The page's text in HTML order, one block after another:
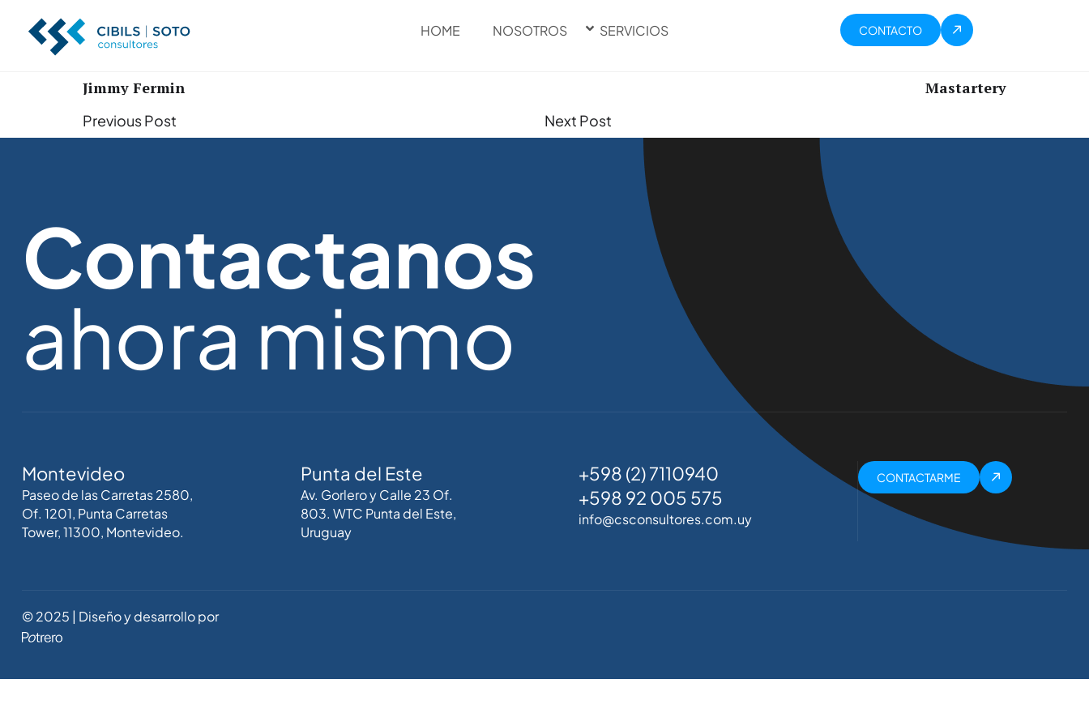
HOME NOSOTROS SERVICIOS CONTACTO
Jimmy Fermin
Previous Post
Mastartery
Next Post
Contactanos
ahora mismo
Montevideo
Paseo de las Carretas 2580,
Of. 1201, Punta Carretas
Tower, 11300, Montevideo.
Punta del Este
Av. Gorlero y Calle 23 Of.
803. WTC Punta del Este,
Uruguay
+598 (2) 7110940
+598 92 005 575
info@csconsultores.com.uy
CONTACTARME
© 2025 | Diseño y desarrollo por